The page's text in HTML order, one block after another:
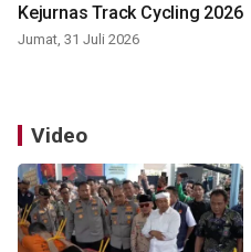
Kejurnas Track Cycling 2026
Jumat, 31 Juli 2026
Video